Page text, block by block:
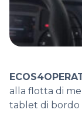
alla flotta di
tablet di bordo